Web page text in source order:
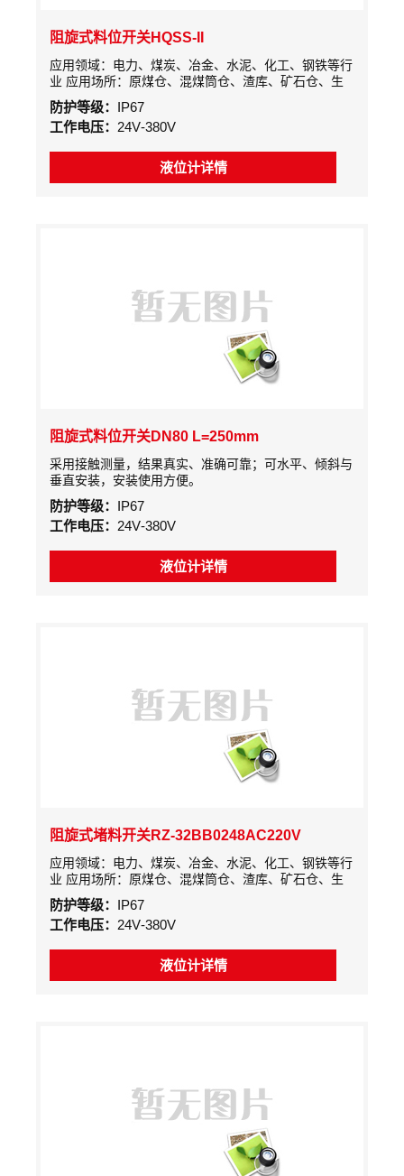
阻旋式料位开关HQSS-II
应用领域：电力、煤炭、冶金、水泥、化工、钢铁等行
业 应用场所：原煤仓、混煤筒仓、渣库、矿石仓、生
料仓、熟料仓、配料仓等块状料仓 测量原理：电机转
动技术及等电位测量技术工作原理
防护等级： IP67
工作电压： 24V-380V
液位计详情
阻旋式料位开关DN80 L=250mm
采用接触测量，结果真实、准确可靠；可水平、倾斜与
垂直安装，安装使用方便。
防护等级： IP67
工作电压： 24V-380V
液位计详情
阻旋式堵料开关RZ-32BB0248AC220V
应用领域：电力、煤炭、冶金、水泥、化工、钢铁等行
业 应用场所：原煤仓、混煤筒仓、渣库、矿石仓、生
料仓、熟料仓、配料仓等块状料仓 测量原理：电机转
动技术及等电位测量技术工作原理
防护等级： IP67
工作电压： 24V-380V
液位计详情